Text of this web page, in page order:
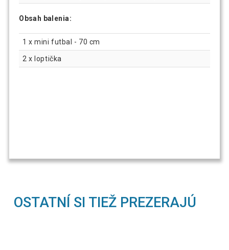
Obsah balenia:
1 x mini futbal - 70 cm
2 x loptička
OSTATNÍ SI TIEŽ PREZERAJÚ